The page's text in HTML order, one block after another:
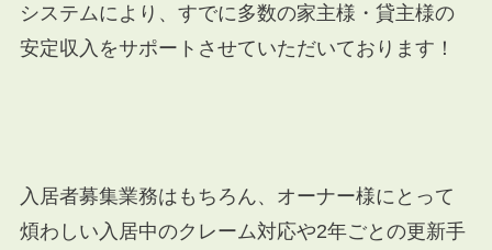
システムにより、すでに多数の家主様・貸主様の
安定収入をサポートさせていただいております！
入居者募集業務はもちろん、オーナー様にとって
煩わしい入居中のクレーム対応や2年ごとの更新手